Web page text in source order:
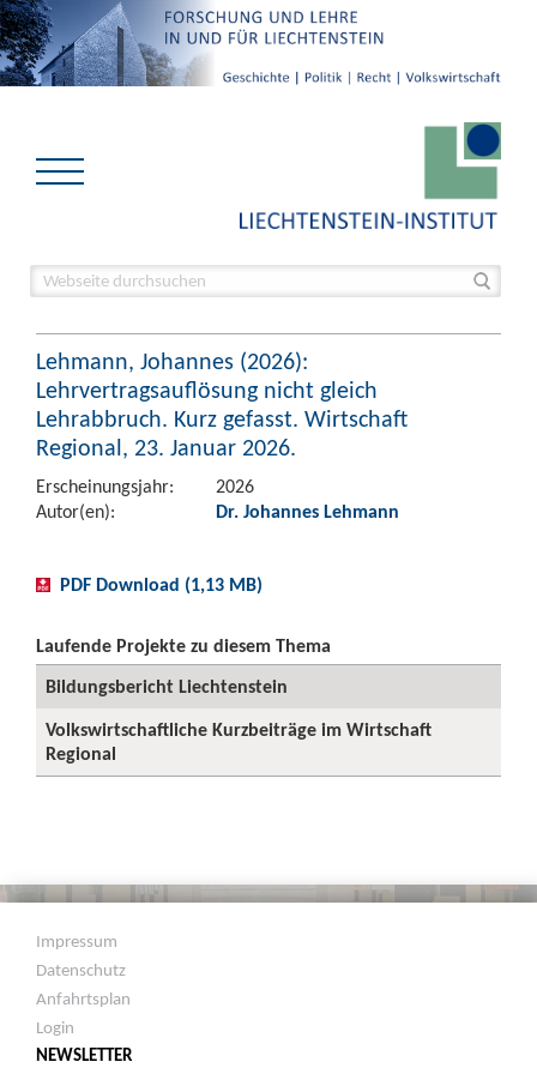
Lehmann, Johannes (2026):
Lehrvertragsauflösung nicht gleich
Lehrabbruch. Kurz gefasst. Wirtschaft
Regional, 23. Januar 2026.
Erscheinungsjahr:
2026
Autor(en):
Dr. Johannes Lehmann
PDF Download (1,13 MB)
Laufende Projekte zu diesem Thema
Bildungsbericht Liechtenstein
Volkswirtschaftliche Kurzbeiträge im Wirtschaft
Regional
Impressum
Datenschutz
Anfahrtsplan
Login
NEWSLETTER